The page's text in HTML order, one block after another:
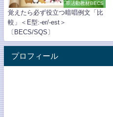
帯活動教材BECS
覚えたら必ず役立つ暗唱例文「比
較」＜E型:-er/-est＞
〔BECS/SQS〕
プロフィール